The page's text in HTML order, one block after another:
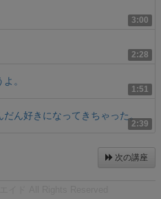
3:00
2:28
1:51
。
2:39
ん好きになってきちゃった。
次の講座